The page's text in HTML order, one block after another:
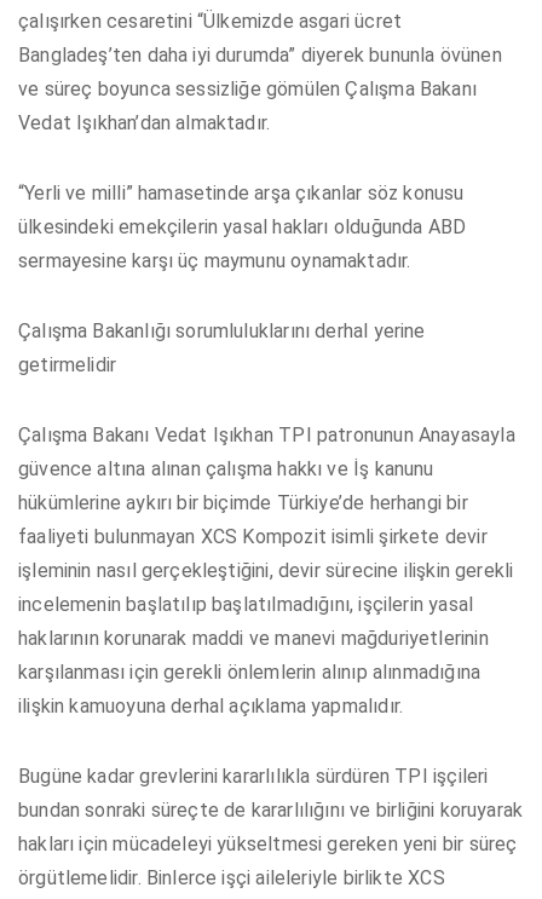
çalışırken cesaretini “Ülkemizde asgari ücret
Bangladeş’ten daha iyi durumda” diyerek bununla övünen
ve süreç boyunca sessizliğe gömülen Çalışma Bakanı
Vedat Işıkhan’dan almaktadır.
“Yerli ve milli” hamasetinde arşa çıkanlar söz konusu
ülkesindeki emekçilerin yasal hakları olduğunda ABD
sermayesine karşı üç maymunu oynamaktadır.
Çalışma Bakanlığı sorumluluklarını derhal yerine
getirmelidir
Çalışma Bakanı Vedat Işıkhan TPI patronunun Anayasayla
güvence altına alınan çalışma hakkı ve İş kanunu
hükümlerine aykırı bir biçimde Türkiye’de herhangi bir
faaliyeti bulunmayan XCS Kompozit isimli şirkete devir
işleminin nasıl gerçekleştiğini, devir sürecine ilişkin gerekli
incelemenin başlatılıp başlatılmadığını, işçilerin yasal
haklarının korunarak maddi ve manevi mağduriyetlerinin
karşılanması için gerekli önlemlerin alınıp alınmadığına
ilişkin kamuoyuna derhal açıklama yapmalıdır.
Bugüne kadar grevlerini kararlılıkla sürdüren TPI işçileri
bundan sonraki süreçte de kararlılığını ve birliğini koruyarak
hakları için mücadeleyi yükseltmesi gereken yeni bir süreç
örgütlemelidir. Binlerce işçi aileleriyle birlikte XCS